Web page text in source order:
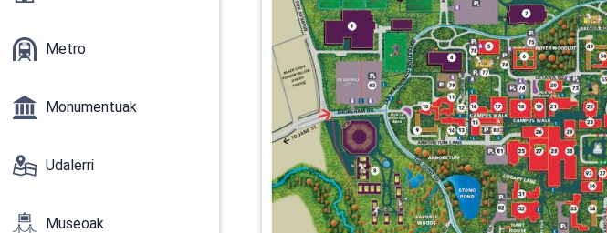
Metro
Monumentuak
Udalerri
Museoak